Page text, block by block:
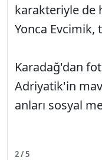
karakteriyle de
Yonca Evcimik,
Karadağ'dan
Adriyatik'in
anları sosyal
2 / 5